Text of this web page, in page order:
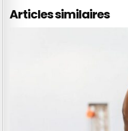
Articles similaires